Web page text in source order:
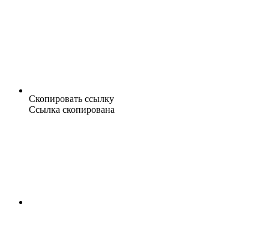
Скопировать ссылку
Ссылка скопирована